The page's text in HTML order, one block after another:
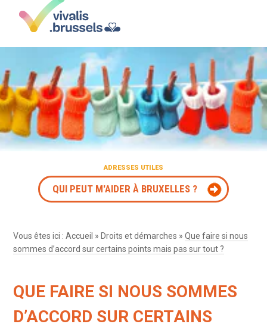
ADRESSES UTILES
QUI PEUT M'AIDER À BRUXELLES ?
Vous êtes ici :Accueil » Droits et démarches »Que faire si nous
sommes d’accord sur certains points mais pas sur tout ?
QUE FAIRE SI NOUS SOMMES
D’ACCORD SUR CERTAINS